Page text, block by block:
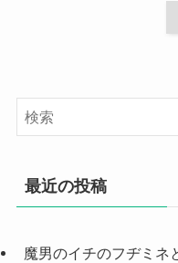
最近の投稿
魔男のイチのフヂミネ